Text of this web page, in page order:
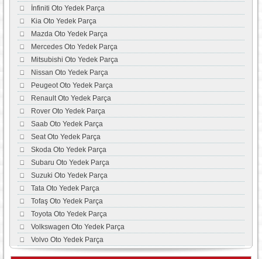
İnfiniti Oto Yedek Parça
Kia Oto Yedek Parça
Mazda Oto Yedek Parça
Mercedes Oto Yedek Parça
Mitsubishi Oto Yedek Parça
Nissan Oto Yedek Parça
Peugeot Oto Yedek Parça
Renault Oto Yedek Parça
Rover Oto Yedek Parça
Saab Oto Yedek Parça
Seat Oto Yedek Parça
Skoda Oto Yedek Parça
Subaru Oto Yedek Parça
Suzuki Oto Yedek Parça
Tata Oto Yedek Parça
Tofaş Oto Yedek Parça
Toyota Oto Yedek Parça
Volkswagen Oto Yedek Parça
Volvo Oto Yedek Parça